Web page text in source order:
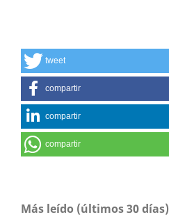
tweet
compartir
compartir
compartir
Más leído (últimos 30 días)